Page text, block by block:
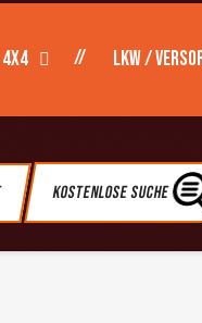
LKW /
Kostenlose Suche